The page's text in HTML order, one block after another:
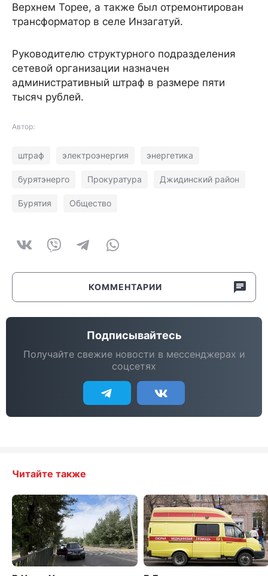
Верхнем Торее, а также был отремонтирован
трансформатор в селе Инзагатуй.
Руководителю структурного подразделения
сетевой организации назначен
административный штраф в размере пяти
тысяч рублей.
Автор:
штраф электроэнергия энергетика
бурятэнерго Прокуратура Джидинский район
Бурятия Общество
КОММЕНТАРИИ
Подписывайтесь
Получайте свежие новости в мессенджерах и
соцсетях
Читайте также